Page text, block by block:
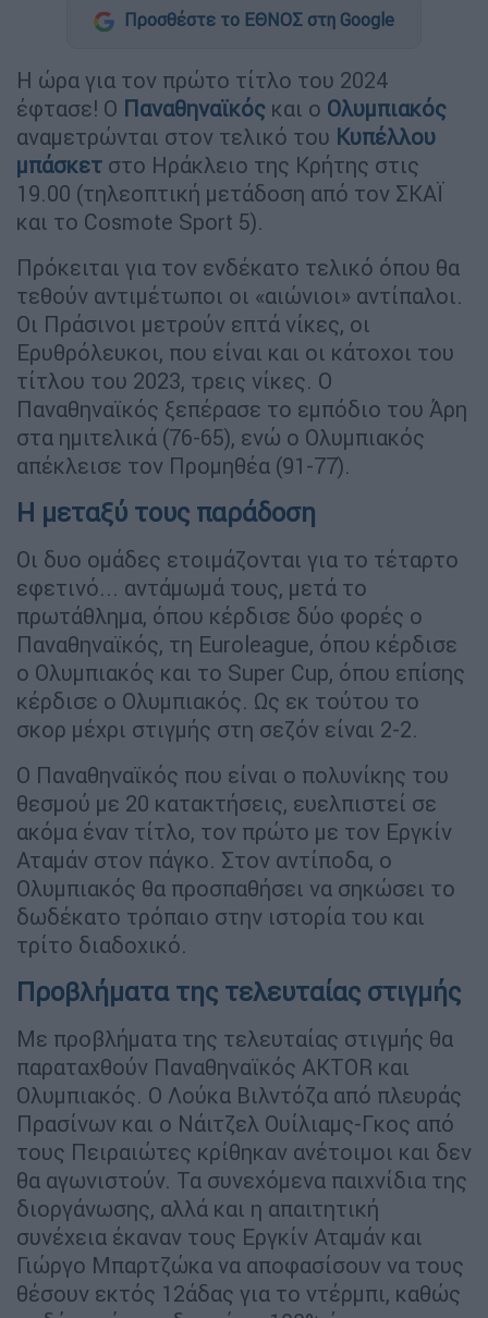
Προσθέστε το ΕΘΝΟΣ στη Google
Η ώρα για τον πρώτο τίτλο του 2024
έφτασε! Ο Παναθηναϊκός και ο Ολυμπιακός
αναμετρώνται στον τελικό του Κυπέλλου
μπάσκετ στο Ηράκλειο της Κρήτης στις
19.00 (τηλεοπτική μετάδοση από τον ΣΚΑΪ
και το Cosmote Sport 5).
Πρόκειται για τον ενδέκατο τελικό όπου θα
τεθούν αντιμέτωποι οι «αιώνιοι» αντίπαλοι.
Οι Πράσινοι μετρούν επτά νίκες, οι
Ερυθρόλευκοι, που είναι και οι κάτοχοι του
τίτλου του 2023, τρεις νίκες. Ο
Παναθηναϊκός ξεπέρασε το εμπόδιο του Άρη
στα ημιτελικά (76-65), ενώ ο Ολυμπιακός
απέκλεισε τον Προμηθέα (91-77).
Η μεταξύ τους παράδοση
Οι δυο ομάδες ετοιμάζονται για το τέταρτο
εφετινό... αντάμωμά τους, μετά το
πρωτάθλημα, όπου κέρδισε δύο φορές ο
Παναθηναϊκός, τη Euroleague, όπου κέρδισε
ο Ολυμπιακός και το Super Cup, όπου επίσης
κέρδισε ο Ολυμπιακός. Ως εκ τούτου το
σκορ μέχρι στιγμής στη σεζόν είναι 2-2.
Ο Παναθηναϊκός που είναι ο πολυνίκης του
θεσμού με 20 κατακτήσεις, ευελπιστεί σε
ακόμα έναν τίτλο, τον πρώτο με τον Εργκίν
Αταμάν στον πάγκο. Στον αντίποδα, ο
Ολυμπιακός θα προσπαθήσει να σηκώσει το
δωδέκατο τρόπαιο στην ιστορία του και
τρίτο διαδοχικό.
Προβλήματα της τελευταίας στιγμής
Με προβλήματα της τελευταίας στιγμής θα
παραταχθούν Παναθηναϊκός AKTOR και
Ολυμπιακός. Ο Λούκα Βιλντόζα από πλευράς
Πρασίνων και ο Νάιτζελ Ουίλιαμς-Γκος από
τους Πειραιώτες κρίθηκαν ανέτοιμοι και δεν
θα αγωνιστούν. Τα συνεχόμενα παιχνίδια της
διοργάνωσης, αλλά και η απαιτητική
συνέχεια έκαναν τους Εργκίν Αταμάν και
Γιώργο Μπαρτζώκα να αποφασίσουν να τους
θέσουν εκτός 12άδας για το ντέρμπι, καθώς